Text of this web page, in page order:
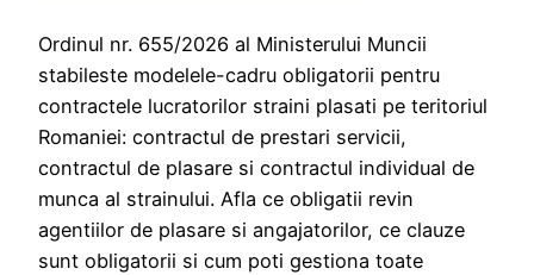
Ordinul nr. 655/2026 al Ministerului Muncii
stabileste modelele-cadru obligatorii pentru
contractele lucratorilor straini plasati pe teritoriul
Romaniei: contractul de prestari servicii,
contractul de plasare si contractul individual de
munca al strainului. Afla ce obligatii revin
agentiilor de plasare si angajatorilor, ce clauze
sunt obligatorii si cum poti gestiona toate